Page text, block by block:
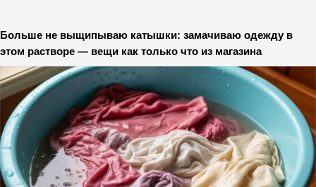
Больше не выщипываю катышки: замачиваю одежду в
этом растворе — вещи как только что из магазина